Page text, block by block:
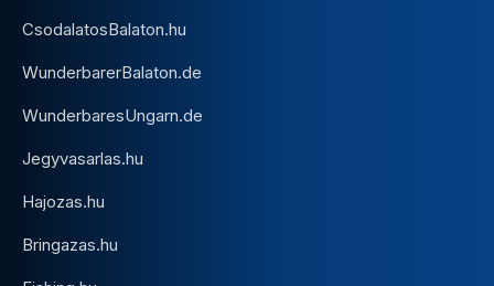
CsodalatosBalaton.hu
WunderbarerBalaton.de
WunderbaresUngarn.de
Jegyvasarlas.hu
Hajozas.hu
Bringazas.hu